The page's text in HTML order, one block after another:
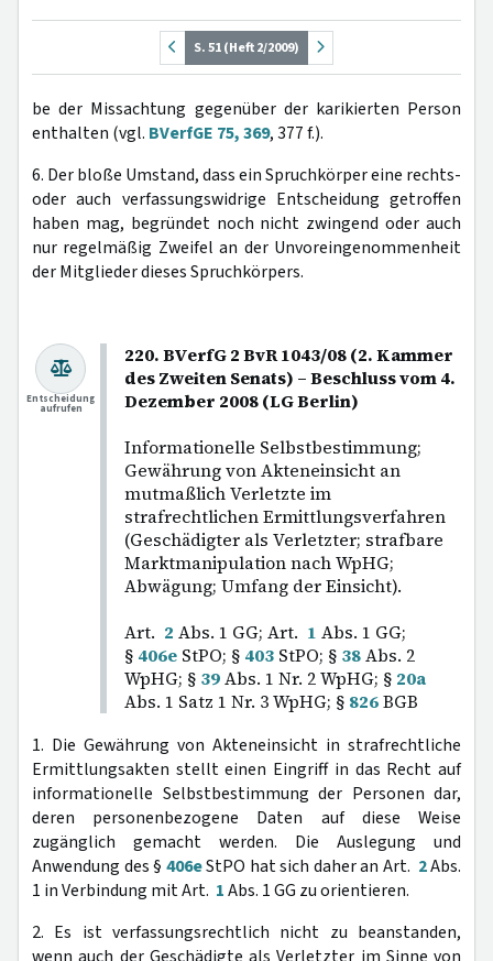
S. 51 (Heft 2/2009)
be der Missachtung gegenüber der karikierten Person
enthalten (vgl. BVerfGE 75, 369, 377 f.).
6. Der bloße Umstand, dass ein Spruchkörper eine rechts-
oder auch verfassungswidrige Entscheidung getroffen
haben mag, begründet noch nicht zwingend oder auch
nur regelmäßig Zweifel an der Unvoreingenommenheit
der Mitglieder dieses Spruchkörpers.
220. BVerfG 2 BvR 1043/08 (2. Kammer
des Zweiten Senats) – Beschluss vom 4.
Dezember 2008 (LG Berlin)
Informationelle Selbstbestimmung;
Gewährung von Akteneinsicht an
mutmaßlich Verletzte im
strafrechtlichen Ermittlungsverfahren
(Geschädigter als Verletzter; strafbare
Marktmanipulation nach WpHG;
Abwägung; Umfang der Einsicht).
Art. 2 Abs. 1 GG; Art. 1 Abs. 1 GG;
§ 406e StPO; § 403 StPO; § 38Abs. 2
WpHG; § 39Abs. 1 Nr. 2 WpHG; § 20a
Abs. 1 Satz 1 Nr. 3 WpHG; § 826BGB
Entscheidung
aufrufen
1. Die Gewährung von Akteneinsicht in strafrechtliche
Ermittlungsakten stellt einen Eingriff in das Recht auf
informationelle Selbstbestimmung der Personen dar,
deren personenbezogene Daten auf diese Weise
zugänglich gemacht werden. Die Auslegung und
Anwendung des § 406eStPO hat sich daher an Art. 2Abs.
1 in Verbindung mit Art. 1Abs. 1 GG zu orientieren.
2. Es ist verfassungsrechtlich nicht zu beanstanden,